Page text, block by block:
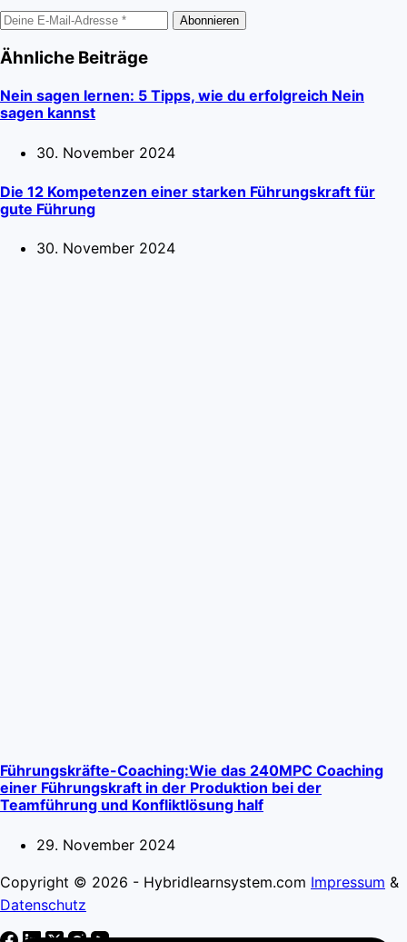
Abonnieren
Ähnliche Beiträge
Nein sagen lernen: 5 Tipps, wie du erfolgreich Nein
sagen kannst
30. November 2024
Die 12 Kompetenzen einer starken Führungskraft für
gute Führung
30. November 2024
Führungskräfte-Coaching:Wie das 240MPC Coaching
einer Führungskraft in der Produktion bei der
Teamführung und Konfliktlösung half
29. November 2024
Copyright © 2026 - Hybridlearnsystem.com Impressum &
Datenschutz